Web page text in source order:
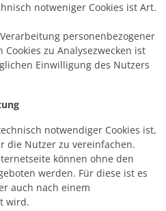
notweniger Cookies ist Art.
personenbezogener
zu Analysezwecken ist
Einwilligung des Nutzers
notwendiger Cookies ist,
die Nutzer zu vereinfachen.
können ohne den
werden. Für diese ist es
auch nach einem
wird.